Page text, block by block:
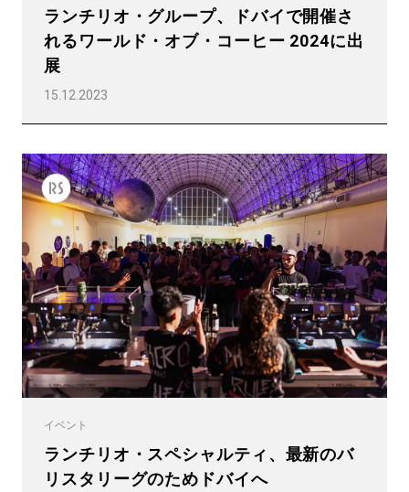
ランチリオ・グループ、ドバイで開催さ
れるワールド・オブ・コーヒー 2024に出
展
15.12.2023
イベント
ランチリオ・スペシャルティ、最新のバ
リスタリーグのためドバイへ